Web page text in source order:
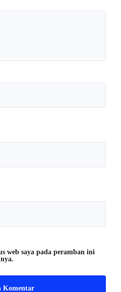
web saya pada peramban ini